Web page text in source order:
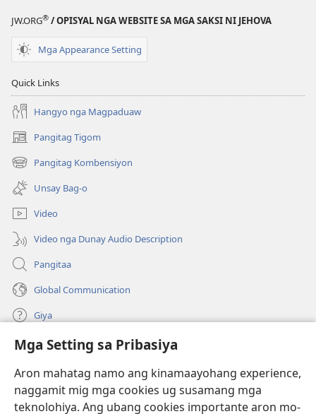
Mga Setting sa Pribasiya
Aron mahatag namo ang kinamaayohang experience,
naggamit mig mga cookies ug susamang mga
teknolohiya. Ang ubang cookies importante aron mo-
JW.ORG® / OPISYAL NGA WEBSITE SA MGA SAKSI NI JEHOVA
Mga Appearance Setting
Quick Links
Hangyo nga Magpaduaw
Pangitag Tigom
(mo-
open
ug
bag-
ong
window)
Pangitag Kombensiyon
(mo-
open
ug
bag-
ong
window)
Unsay Bag-o
Video
Video nga Dunay Audio Description
Pangitaa
Global Communication
Giya
Donasyon
(mo-
open
bag-
ong
Watchtower ONLINE NGA LIBRARYA
(mo-
open